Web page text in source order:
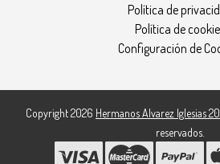
Política de
Política de
Configuración de
Copyright 2026 Hermanos Alvarez Iglesias
reservados.